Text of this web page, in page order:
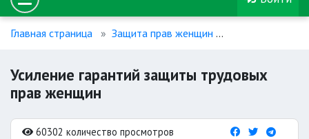
Главная страница Защита прав женщин
Усиление гарантий защиты трудовых
прав женщин
60302 количество просмотров